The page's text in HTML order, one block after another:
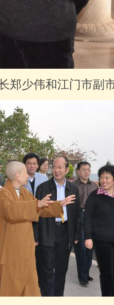
郑少伟和江门市副